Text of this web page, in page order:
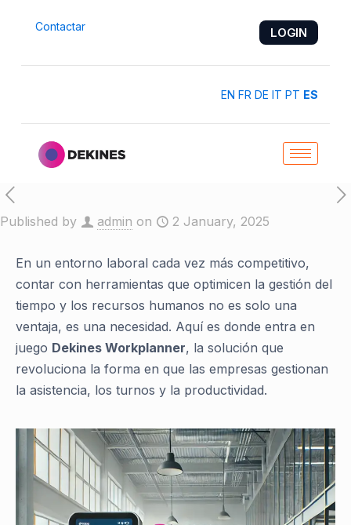
Contactar LOGIN
EN FR DE IT PT ES
Published by admin on 2 January, 2025
En un entorno laboral cada vez más competitivo,
contar con herramientas que optimicen la gestión del
tiempo y los recursos humanos no es solo una
ventaja, es una necesidad. Aquí es donde entra en
juego Dekines Workplanner, la solución que
revoluciona la forma en que las empresas gestionan
la asistencia, los turnos y la productividad.